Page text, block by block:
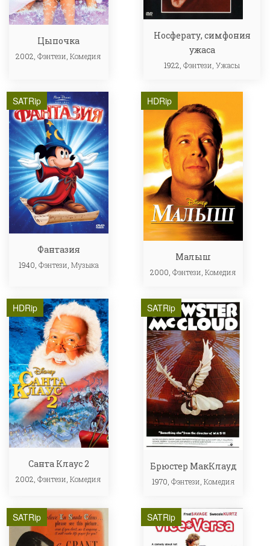
Цыпочка
2002,Фэнтези,Комедия
Носферату, симфония
ужаса
1922,Фэнтези ,Ужасы
SATRip
Фантазия
1940, Фэнтези, Музыка
HDRip
Малыш
2000,Фэнтези ,Комедия
HDRip
Санта Клаус 2
2002,Фэнтези,Комедия
SATRip
Брюстер МакКлауд
1970, Фэнтези Комедия
SATRip SATRip